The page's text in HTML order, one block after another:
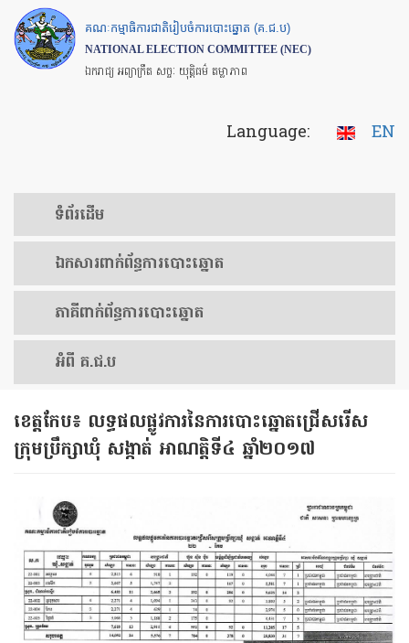
Skip
to
main
គណៈកម្មាធិការជាតិរៀបចំការបោះឆ្នោត (គ.ជ.ប)
NATIONAL ELECTION COMMITTEE (NEC)
ឯករាជ្យ អព្យាក្រឹត សច្ចៈ យុត្តិធម៌ តម្លាភាព
Language: EN
ទំព័រ​ដើម
ឯកសារ​ពាក់ព័ន្ធ​ការ​បោះឆ្នោត
​ភាគីពាក់ព័ន្ធ​​ការ​បោះឆ្នោត
អំពី គ.ជ.ប
ខេត្ត​​កែប​៖ លទ្ធផល​ផ្លូវ​ការ​នៃ​ការ​បោះ​ឆ្នោត​ជ្រើស​រើស​
ក្រុម​ប្រឹក្សា​ឃុំ​ សង្កាត់ អាណត្តិ​ទី​៤ ឆ្នាំ​២០១៧